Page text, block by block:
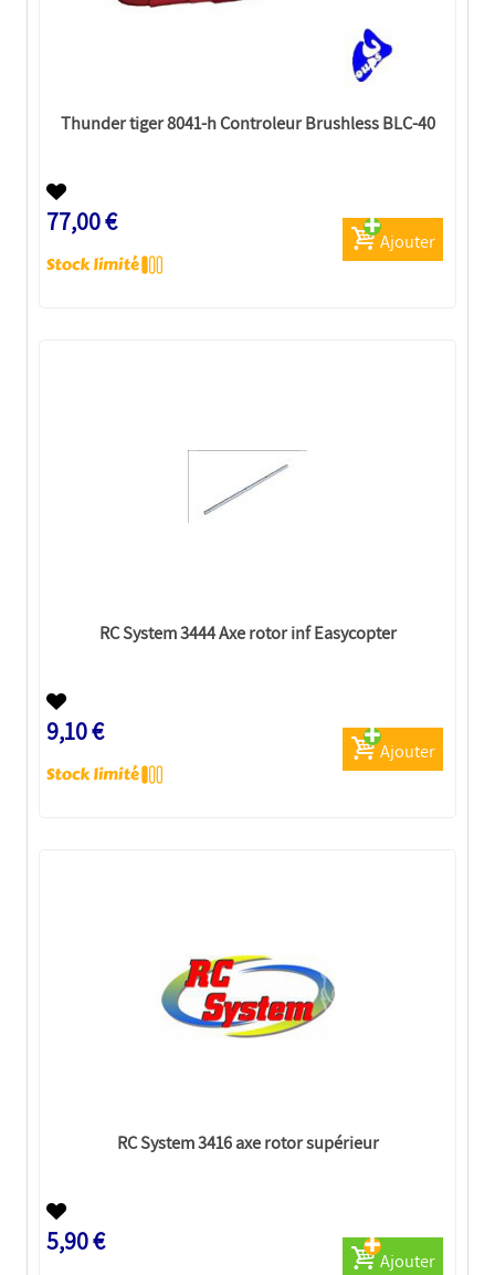
Thunder tiger 8041-h Controleur Brushless BLC-40
77,00 €
Ajouter
RC System 3444 Axe rotor inf Easycopter
9,10 €
Ajouter
RC System 3416 axe rotor supérieur
5,90 €
Ajouter